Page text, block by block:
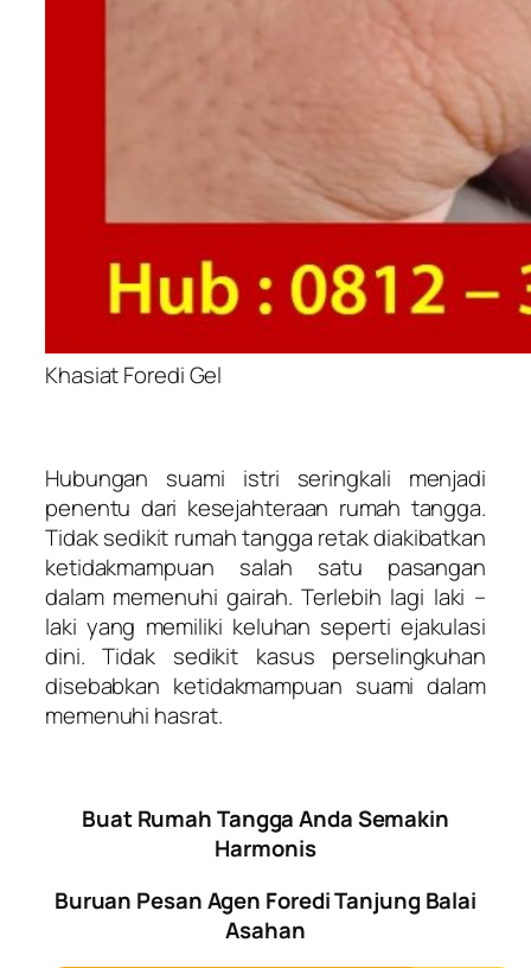
Khasiat Foredi Gel
Hubungan suami istri seringkali menjadi
penentu dari kesejahteraan rumah tangga.
Tidak sedikit rumah tangga retak diakibatkan
ketidakmampuan salah satu pasangan
dalam memenuhi gairah. Terlebih lagi laki –
laki yang memiliki keluhan seperti ejakulasi
dini. Tidak sedikit kasus perselingkuhan
disebabkan ketidakmampuan suami dalam
memenuhi hasrat.
Buat Rumah Tangga Anda Semakin
Harmonis
Buruan Pesan Agen Foredi Tanjung Balai
Asahan